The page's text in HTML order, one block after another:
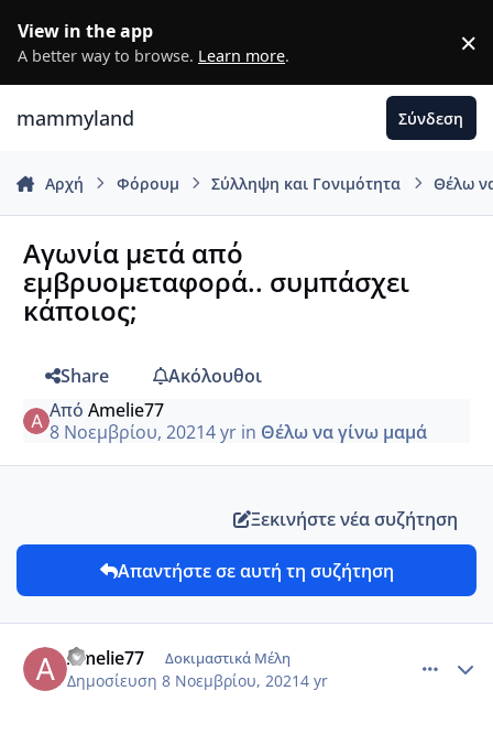
View in the app
A better way to browse. Learn more. ×
mammyland Σύνδεση
Αρχή Φόρουμ Σύλληψη και Γονιμότητα Θέλω
Αγωνία μετά από
εμβρυομεταφορά.. συμπάσχει
κάποιος;
Share
Ακόλουθοι
Από Amelie77
8 Νοεμβρίου, 20214 yrin Θέλω να γίνω μαμά
Ξεκινήστε νέα συζήτηση
Απαντήστε σε αυτή τη συζήτηση
Amelie77 Δοκιμαστικά Μέλη
Δημοσίευση 8 Νοεμβρίου, 20214 yr